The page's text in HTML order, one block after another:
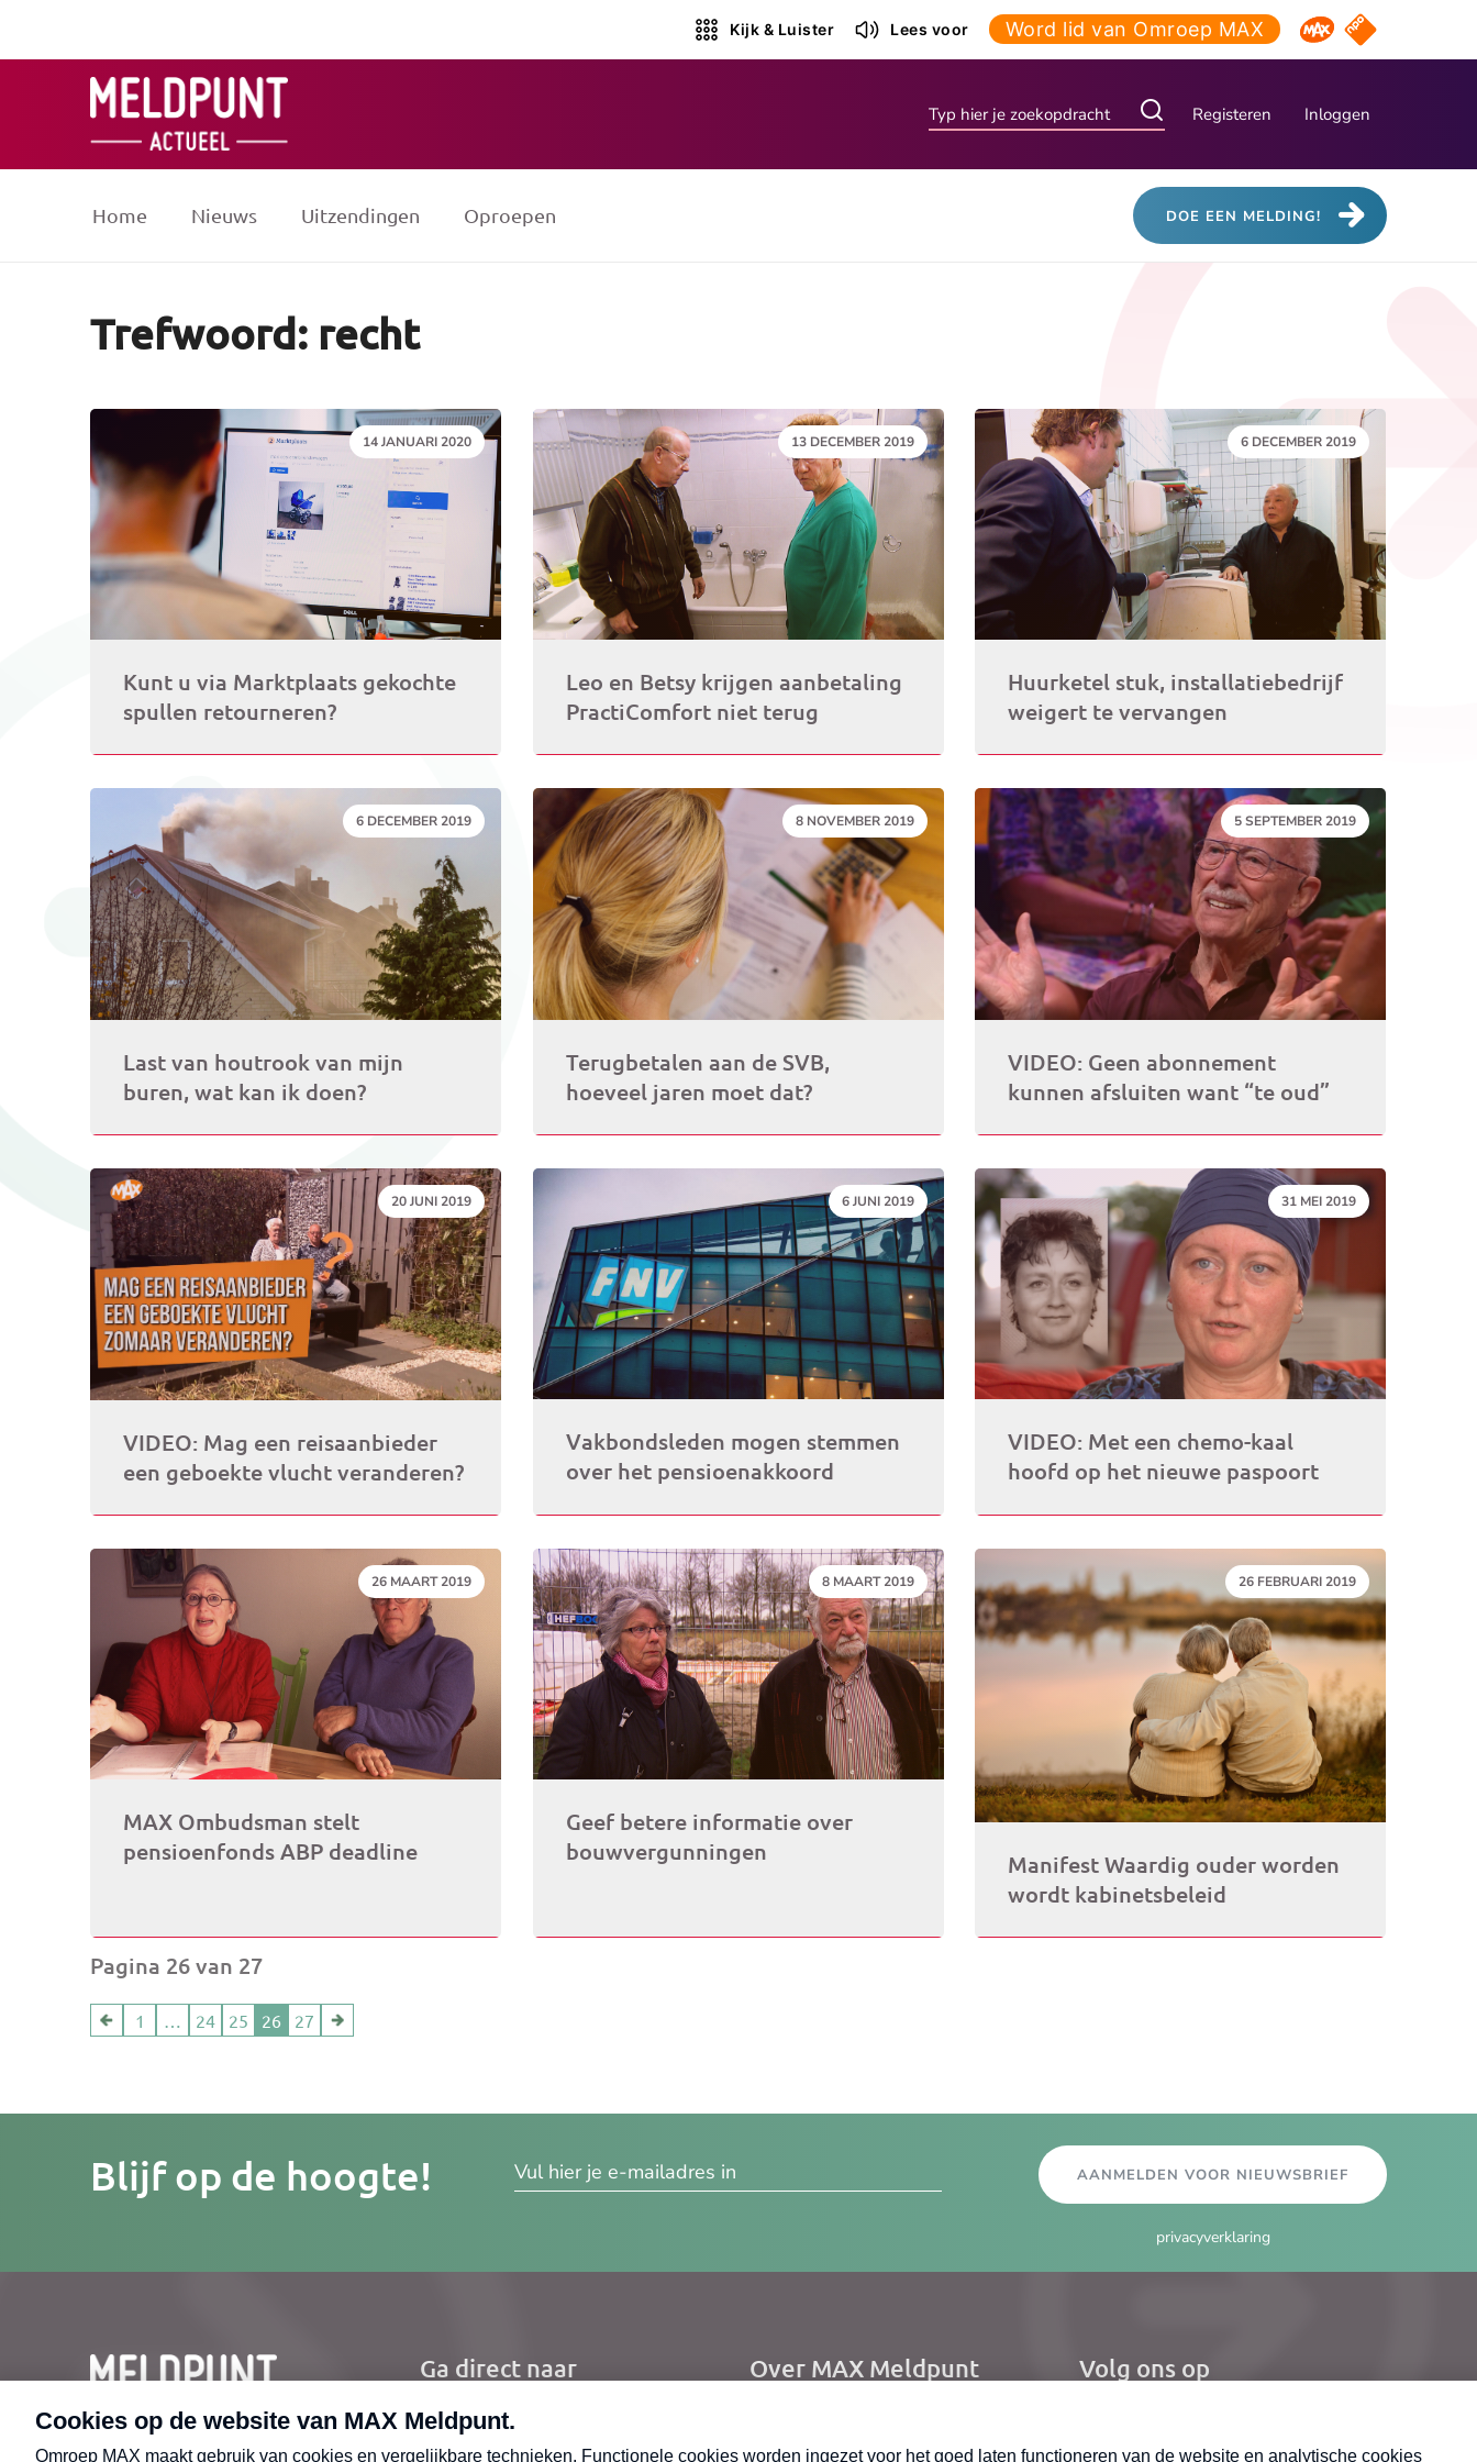
Kijk & Luister Lees voor Word lid van Omroep MAX Omroep MAX
NPO Start
Registeren Inloggen
Home Nieuws Uitzendingen Oproepen DOE EEN MELDING!
Trefwoord: recht
DATUM:
14 JANUARI 2020
Kunt u via Marktplaats gekochte
spullen retourneren?
DATUM:
13 DECEMBER 2019
Leo en Betsy krijgen aanbetaling
PractiComfort niet terug
DATUM:
6 DECEMBER 2019
Huurketel stuk, installatiebedrijf
weigert te vervangen
DATUM:
6 DECEMBER 2019
Last van houtrook van mijn
buren, wat kan ik doen?
DATUM:
8 NOVEMBER 2019
Terugbetalen aan de SVB,
hoeveel jaren moet dat?
DATUM:
5 SEPTEMBER 2019
VIDEO: Geen abonnement
kunnen afsluiten want “te oud”
DATUM:
20 JUNI 2019
VIDEO: Mag een reisaanbieder
een geboekte vlucht veranderen?
DATUM:
6 JUNI 2019
Vakbondsleden mogen stemmen
over het pensioenakkoord
DATUM:
31 MEI 2019
VIDEO: Met een chemo-kaal
hoofd op het nieuwe paspoort
DATUM:
26 MAART 2019
MAX Ombudsman stelt
pensioenfonds ABP deadline
DATUM:
8 MAART 2019
Geef betere informatie over
bouwvergunningen
DATUM:
26 FEBRUARI 2019
Manifest Waardig ouder worden
wordt kabinetsbeleid
Pagina 26 van 27
1 24 25 26 27
Blijf op de hoogte! AANMELDEN VOOR NIEUWSBRIEF
privacyverklaring
Ga direct naar
Home
Over MAX Meldpunt Volg ons op